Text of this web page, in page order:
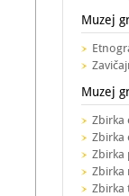
Muzej
Muzej
Zbirka
Zbirka
Zbirka
Zbirka
Zbirka